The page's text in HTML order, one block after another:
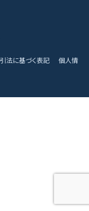
法に基づく表記
個人情